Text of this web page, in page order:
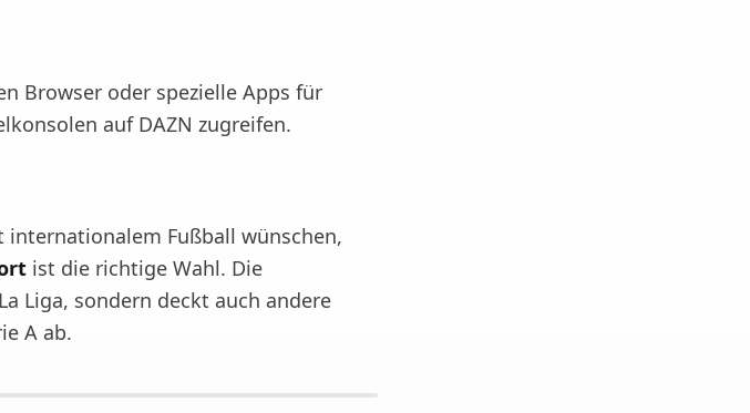
Browser oder spezielle Apps für
auf DAZN zugreifen.
internationalem Fußball wünschen,
ist die richtige Wahl. Die
Liga, sondern deckt auch andere
A ab.